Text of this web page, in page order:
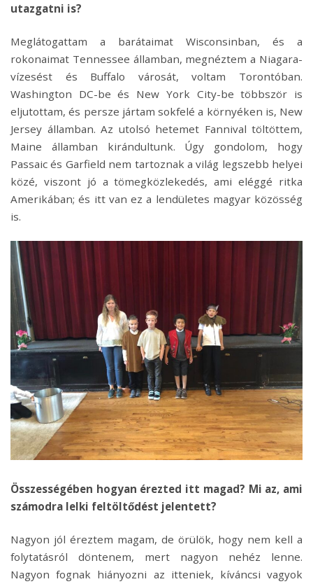
utazgatni is?
Meglátogattam a barátaimat Wisconsinban, és a
rokonaimat Tennessee államban, megnéztem a Niagara-
vízesést és Buffalo városát, voltam Torontóban.
Washington DC-be és New York City-be többször is
eljutottam, és persze jártam sokfelé a környéken is, New
Jersey államban. Az utolsó hetemet Fannival töltöttem,
Maine államban kirándultunk. Úgy gondolom, hogy
Passaic és Garfield nem tartoznak a világ legszebb helyei
közé, viszont jó a tömegközlekedés, ami eléggé ritka
Amerikában; és itt van ez a lendületes magyar közösség
is.
Összességében hogyan érezted itt magad? Mi az, ami
számodra lelki feltöltődést jelentett?
Nagyon jól éreztem magam, de örülök, hogy nem kell a
folytatásról döntenem, mert nagyon nehéz lenne.
Nagyon fognak hiányozni az itteniek, kíváncsi vagyok